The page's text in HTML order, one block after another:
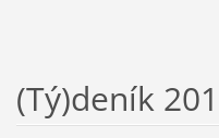
(Tý)deník